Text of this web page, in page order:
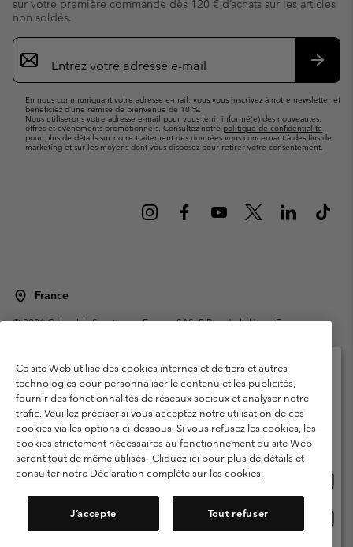
sur votre première commande dès 120 € d’achats sur les articles
non soldés.
Inscription
par
e-
En nous communiquant votre adresse e-mail, vous vous inscrivez à notre newsletter et
bénéficiez d’une remise de bienvenue de 10 %.
Nous utiliserons votre adresse e-mail pour vous tenir informé(e) des nouveautés,
offres et événements promotionnels. Consultez notre politique de confidentialité
pour plus de détails sur notre traitement des données vous concernant à des fins de
marketing et sur les moyens dont vous disposez pour retirer votre consentement.
France
©2026Columbia Sportswear Europe SAS. 5 Rue de la Haye, Espace
Garanties Légales
Politique de confidentialité
Conditions d'utilisation - Membres
Conditions D'utilisation - Contenu généré par l'utilisateur
Impressum
Cookies
Public CBCR
Ce site Web utilise des cookies internes et de tiers et autres
technologies pour personnaliser le contenu et les publicités,
fournir des fonctionnalités de réseaux sociaux et analyser notre
trafic. Veuillez préciser si vous acceptez notre utilisation de ces
cookies via les options ci-dessous. Si vous refusez les cookies, les
cookies strictement nécessaires au fonctionnement du site Web
seront tout de même utilisés. Cliquez ici pour plus de détails et
consulter notre Déclaration complète sur les cookies.
J’accepte Tout refuser
Veuillez sélectionner votre pays d’expédition et
votre langue
Achats en ligne disponibles
United States
ligne
France